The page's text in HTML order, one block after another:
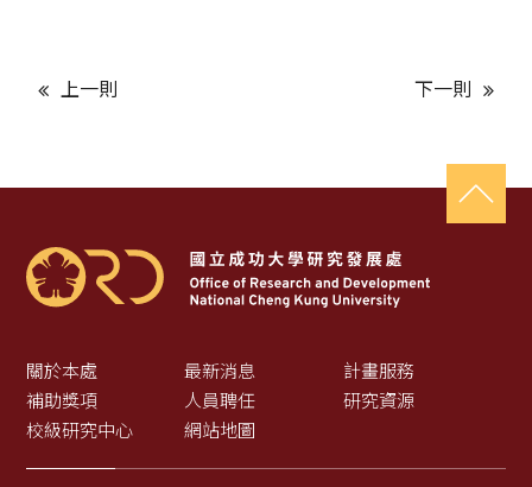
上一則 下一則
關於本處 最新消息
計畫服務
補助獎項
人員聘任
研究資源
校級研究中心
網站地圖